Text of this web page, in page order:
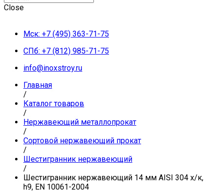
Close
Мск: +7 (495) 363-71-75
СПб: +7 (812) 985-71-75
info@inoxstroy.ru
Главная
/
Каталог товаров
/
Нержавеющий металлопрокат
/
Сортовой нержавеющий прокат
/
Шестигранник нержавеющий
/
Шестигранник нержавеющий 14 мм AISI 304 х/к,
h9, EN 10061-2004